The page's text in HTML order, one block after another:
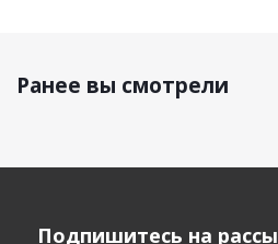
Ранее вы смотрели
Подпишитесь на